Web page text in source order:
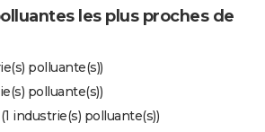
les plus proches de
polluante(s))
polluante(s))
industrie(s) polluante(s))